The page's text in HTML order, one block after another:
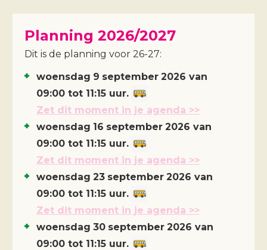
Planning 2026/2027
Dit is de planning voor 26-27:
woensdag 9 september 2026 van
09:00 tot 11:15 uur.
Zet dit moment in je agenda >>
woensdag 16 september 2026 van
09:00 tot 11:15 uur.
Zet dit moment in je agenda >>
woensdag 23 september 2026 van
09:00 tot 11:15 uur.
Zet dit moment in je agenda >>
woensdag 30 september 2026 van
09:00 tot 11:15 uur.